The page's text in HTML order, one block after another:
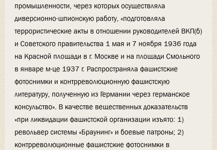
промышленности, через которых осуществляла
диверсионно-шпионскую работу, «подготовляла
террористические акты в отношении руководителей ВКП(б)
и Советского правительства 1 мая и 7 ноября 1936 года
на Красной площади в г. Москве и на площади Смольного
в январе м-це 1937 г. Распространяла фашистские
фотоснимки и контрреволюционную фашистскую
литературу, полученную из Германии через германское
консульство». В качестве вещественных доказательств
«при ликвидации фашистской организации изъято: 1)
револьвер системы «Браунинг» и боевые патроны; 2)
контрреволюционные фашистские фотоснимки в